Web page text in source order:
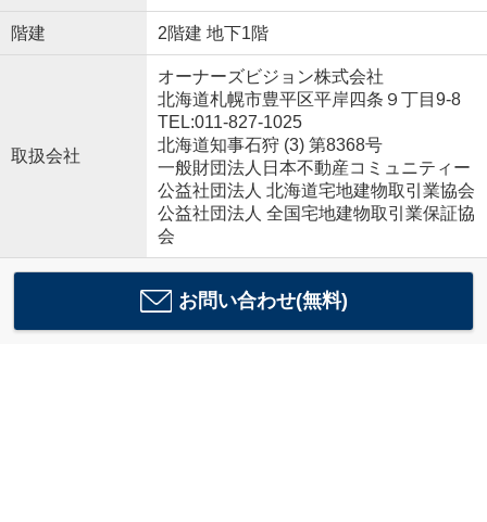
階建 2階建 地下1階
取扱会社
オーナーズビジョン株式会社
北海道札幌市豊平区平岸四条９丁目9-8
TEL:011-827-1025
北海道知事石狩 (3) 第8368号
一般財団法人日本不動産コミュニティー
公益社団法人 北海道宅地建物取引業協会
公益社団法人 全国宅地建物取引業保証協
会
お問い合わせ(無料)